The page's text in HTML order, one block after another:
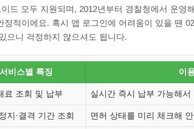
드 모두 지원되며, 2012년부터 경찰청에서 운영
정적이에요. 혹시 앱 로그인에 어려움이 있을 땐
으니 걱정하지 않으셔도 됩니다.
비스별 특징 이
료 조회 및 납부 실시간 즉시 납부 가능해서
지·결격 기간 조회 면허 상태를 미리 체크해